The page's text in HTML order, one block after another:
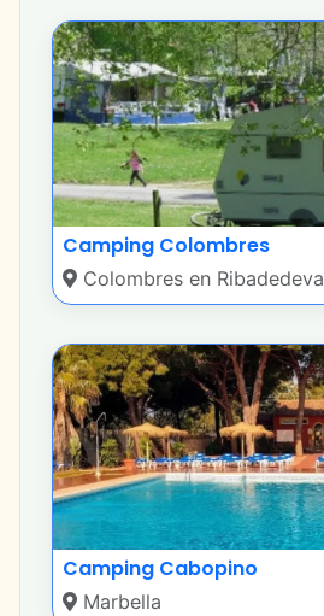
Camping Colombres
Colombres en Ribadedeva
Camping Cabopino
Marbella